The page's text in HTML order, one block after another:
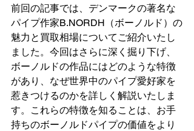
前回の記事では、デンマークの著名な
パイプ作家B.NORDH（ボーノルド）の
魅力と買取相場についてご紹介いたし
ました。今回はさらに深く掘り下げ、
ボーノルドの作品にはどのような特徴
があり、なぜ世界中のパイプ愛好家を
惹きつけるのかを詳しく解説いたしま
す。これらの特徴を知ることは、お手
持ちのボーノルドパイプの価値をより